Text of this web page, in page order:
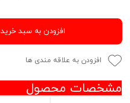
افزودن به سبد خرید
افزودن به علاقه مندی ها
مشخصات محصول